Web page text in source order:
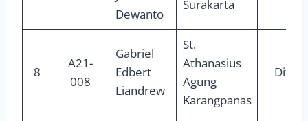
Dewanto
Surakarta
8
A21-
008
Gabriel
Edbert
Liandrew
St.
Athanasius
Agung
Karangpanas